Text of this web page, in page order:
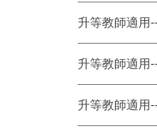
升等教師適用
升等教師適用
升等教師適用